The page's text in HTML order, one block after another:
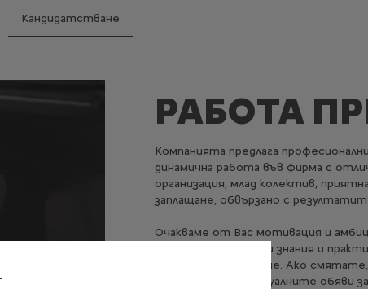
Кандидатстване
РАБОТА
Компанията предлага
динамична работа във фирма с
организация, млад колектив,
заплащане, обвързано с
Очакваме от Вас мотивация и
придобиване на нови знания и
и творческо мислене. Ако
изискванията в актуалните обяви